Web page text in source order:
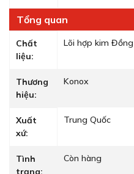
Tổng quan
Chất
liệu:
Lõi hợp kim Đồng
Thương
hiệu:
Konox
Xuất
xứ:
Trung Quốc
Tình
trạng:
Còn hàng